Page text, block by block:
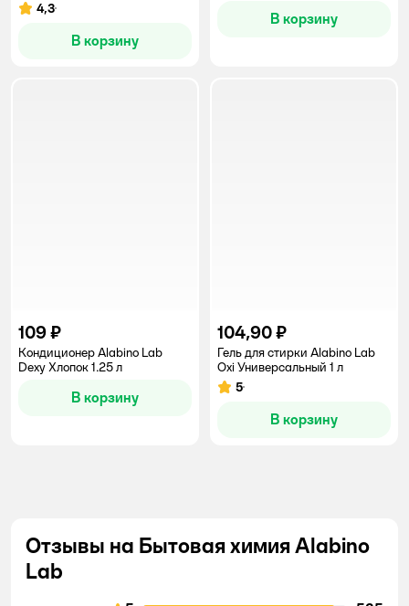
Рейтинг:
4,3
В корзину
В корзину
109 ₽
Кондиционер Alabino Lab
Dexy Хлопок 1.25 л
В корзину
104,90 ₽
Гель для стирки Alabino Lab
Oxi Универсальный 1 л
Рейтинг:
5
В корзину
Отзывы на Бытовая химия Alabino
Lab